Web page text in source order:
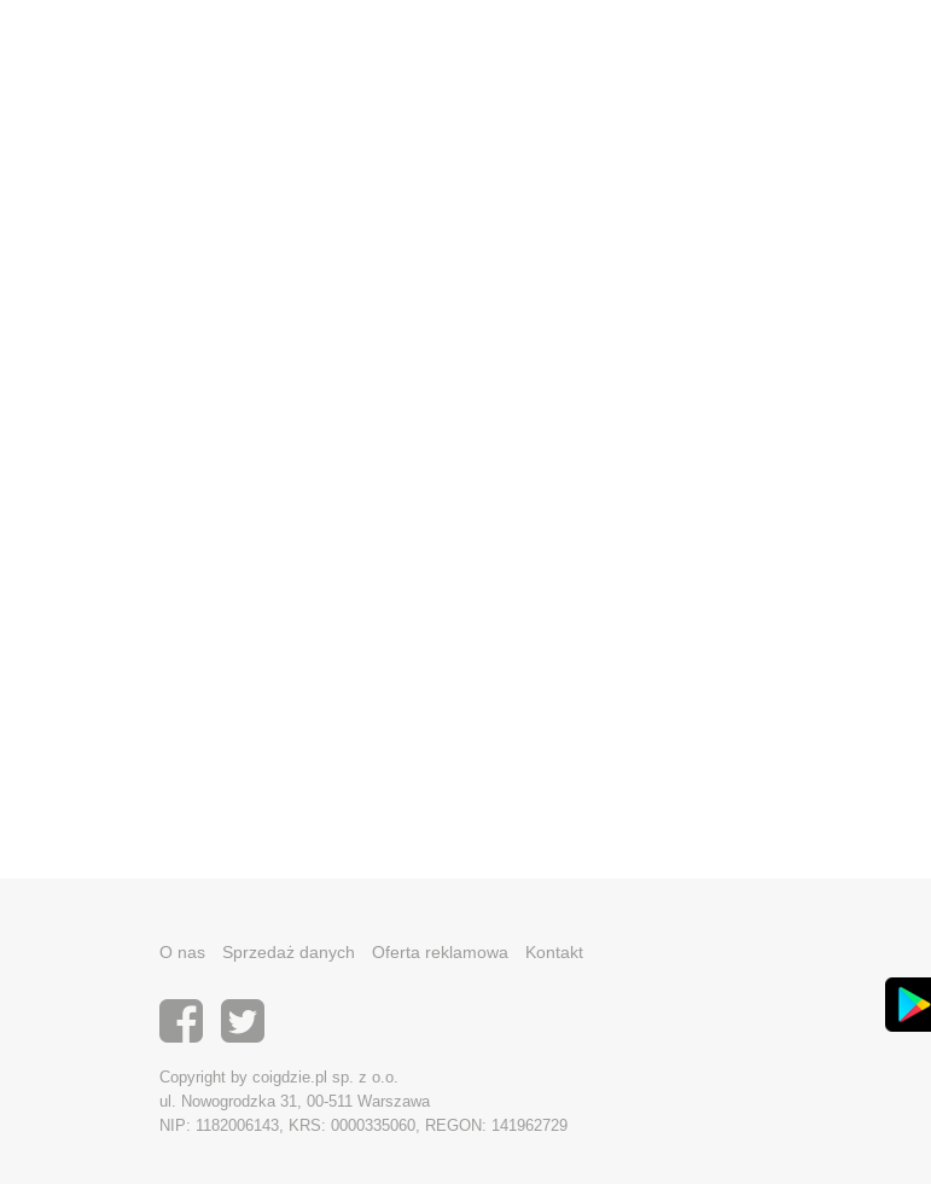
O nas Sprzedaż danych Oferta reklamowa Kontakt
Copyright by coigdzie.pl sp. z o.o.
ul. Nowogrodzka 31, 00-511 Warszawa
NIP: 1182006143, KRS: 0000335060, REGON: 141962729